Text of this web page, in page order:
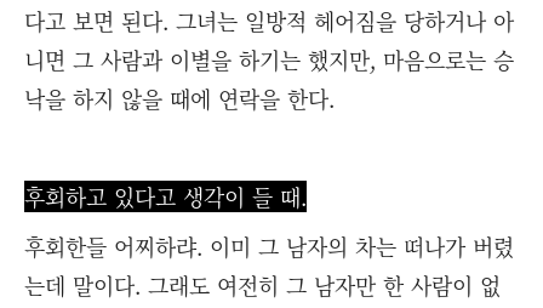
다고 보면 된다. 그녀는 일방적 헤어짐을 당하거나 아
니면 그 사람과 이별을 하기는 했지만, 마음으로는 승
낙을 하지 않을 때에 연락을 한다.
후회하고 있다고 생각이 들 때.
후회한들 어찌하랴. 이미 그 남자의 차는 떠나가 버렸
는데 말이다. 그래도 여전히 그 남자만 한 사람이 없